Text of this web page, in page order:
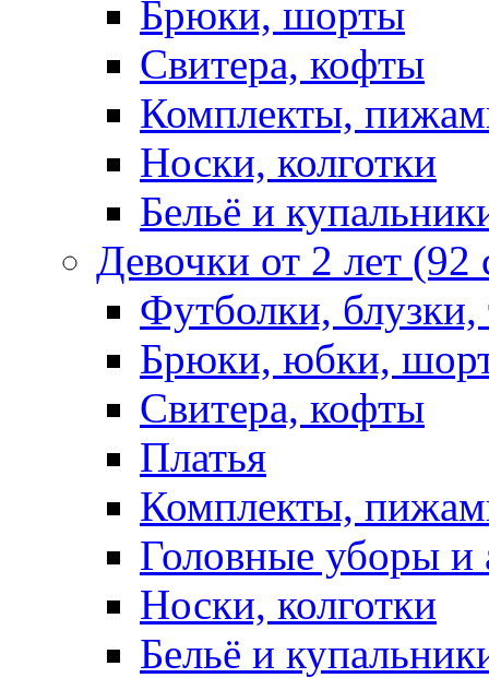
Брюки, шорты
Свитера, кофты
Комплекты,
Носки, колготки
Бельё и
Девочки от 2 лет
Футболки,
Брюки, юбки,
Свитера, кофты
Платья
Комплекты,
Головные уборы и
Носки, колготки
Бельё и